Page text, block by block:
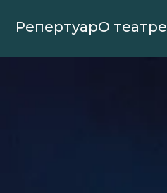
РепертуарО театре